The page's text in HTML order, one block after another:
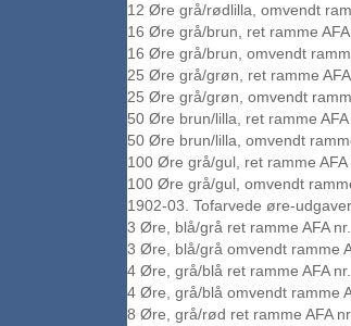
12 Øre grå/rødlilla, omvendt
16 Øre grå/brun, ret ramme
16 Øre grå/brun, omvendt
25 Øre grå/grøn, ret ramme
25 Øre grå/grøn, omvendt
50 Øre brun/lilla, ret ramme AFA
50 Øre brun/lilla, omvendt
100 Øre grå/gul, ret ramme AFA
100 Øre grå/gul, omvendt
1902-03. Tofarvede øre-udgaver
3 Øre, blå/grå ret ramme AFA
3 Øre, blå/grå omvendt ramme
4 Øre, grå/blå ret ramme AFA
4 Øre, grå/blå omvendt ramme
8 Øre, grå/rød ret ramme AFA